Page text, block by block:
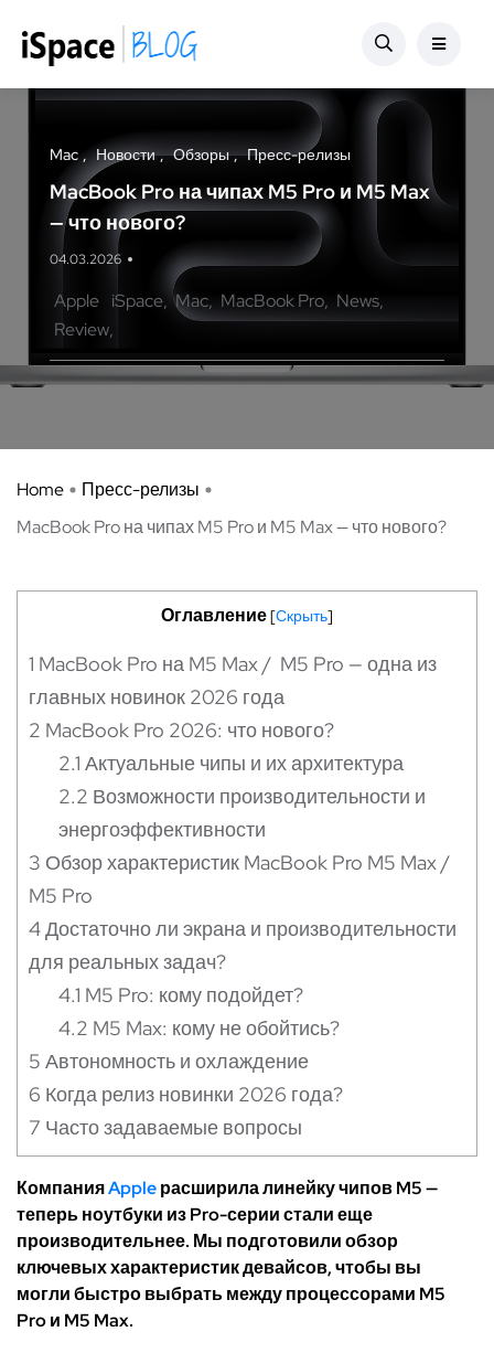
Mac Новости Обзоры Пресс-релизы
MacBook Pro на чипах M5 Pro и M5 Max
— что нового?
04.03.2026
Apple iSpace Mac MacBook Pro News
Review
Home
Пресс-релизы
MacBook Pro на чипах M5 Pro и M5 Max — что нового?
Оглавление[Скрыть]
1 MacBook Pro на M5 Max / M5 Pro — одна из
главных новинок 2026 года
2 MacBook Pro 2026: что нового?
2.1 Актуальные чипы и их архитектура
2.2 Возможности производительности и
энергоэффективности
3 Обзор характеристик MacBook Pro M5 Max /
M5 Pro
4Достаточно ли экрана и производительности
для реальных задач?
4.1 M5 Pro: кому подойдет?
4.2 M5 Max: кому не обойтись?
5 Автономность и охлаждение
6 Когда релиз новинки 2026 года?
7 Часто задаваемые вопросы
КомпанияAppleрасширила линейку чипов M5 —
теперь ноутбуки из Pro-серии стали еще
производительнее. Мы подготовили обзор
ключевых характеристик девайсов, чтобы вы
могли быстро выбрать между процессорами M5
Pro и M5 Max.